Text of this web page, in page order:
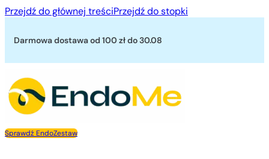
Przejdź do głównej treściPrzejdź do stopki
Darmowa dostawa od 100 złdo 30.08
Sprawdź EndoZestaw